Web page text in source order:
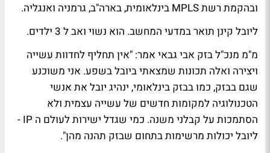
ובהקמת רשת MPLS בינלאומית, בארה"ב, גרמניה ואנגליה.
ליובל קינן תואר במדעי המחשב. הוא נשוי ואב ל 3 ילדים.
מ"מ מנכ"ל בזק אבי גבאי אמר: "אין תחליף לחדוות עשייה
ויצירה ואלה תכונות שמצאתי ביובל בשפע. אני משוכנע
שגם בבזק, כמו בבזק בינלאומי, ינהיג יובל את אנשי
הטכנולוגיה למקומות חדשים של עשייה עצמית ולא
הסתמכות על קבלני משנה. כמי שגדל ישירות לעולם ה IP -
ליובל יכולות מרשימות בתחום שבזק תהנה מהן".